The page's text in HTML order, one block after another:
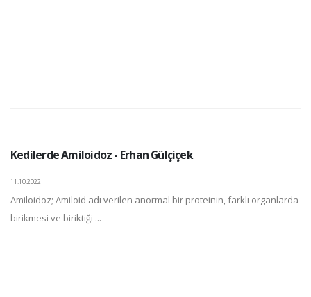
Kedilerde Amiloidoz - Erhan Gülçiçek
11.10.2022
Amiloidoz; Amiloid adı verilen anormal bir proteinin, farklı organlarda
birikmesi ve biriktiği ...